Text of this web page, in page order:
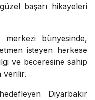
başarı hikayeleri
merkezi bünyesinde,
isteyen herkese
ve beceresine sahip
verilir.
Diyarbakır